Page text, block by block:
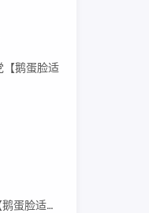
鹅蛋脸适合什么发型女学生党【鹅蛋脸适合什么发型】